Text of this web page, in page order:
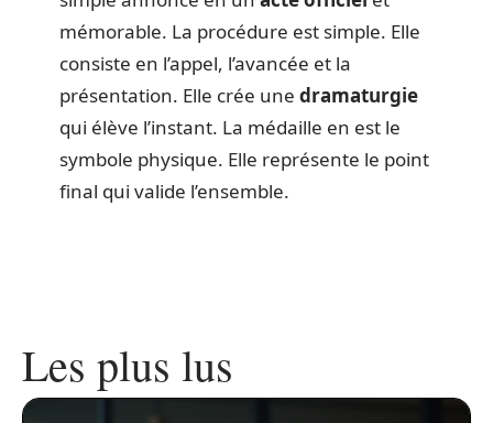
mémorable. La procédure est simple. Elle
consiste en l’appel, l’avancée et la
présentation. Elle crée une dramaturgie
qui élève l’instant. La médaille en est le
symbole physique. Elle représente le point
final qui valide l’ensemble.
Les plus lus